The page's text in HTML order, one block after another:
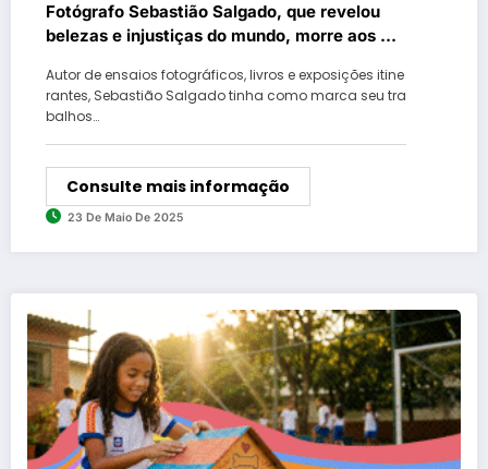
Fotógrafo Sebastião Salgado, que revelou
belezas e injustiças do mundo, morre aos 81
Autor de ensaios fotográficos, livros e exposições itine
rantes, Sebastião Salgado tinha como marca seu tra
balhos…
Consulte mais informação
23 De Maio De 2025